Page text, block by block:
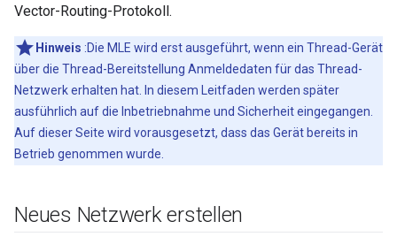
Vector-Routing-Protokoll.
Hinweis :Die MLE wird erst ausgeführt, wenn ein Thread-Gerät
über die Thread-Bereitstellung Anmeldedaten für das Thread-
Netzwerk erhalten hat. In diesem Leitfaden werden später
ausführlich auf die Inbetriebnahme und Sicherheit eingegangen.
Auf dieser Seite wird vorausgesetzt, dass das Gerät bereits in
Betrieb genommen wurde.
Neues Netzwerk erstellen